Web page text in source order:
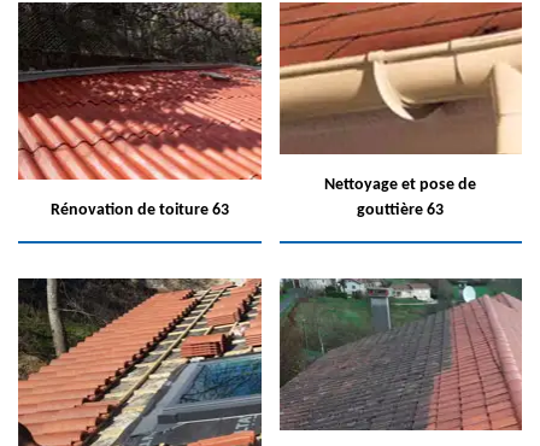
Rénovation de toiture 63
Nettoyage et pose de
gouttière 63